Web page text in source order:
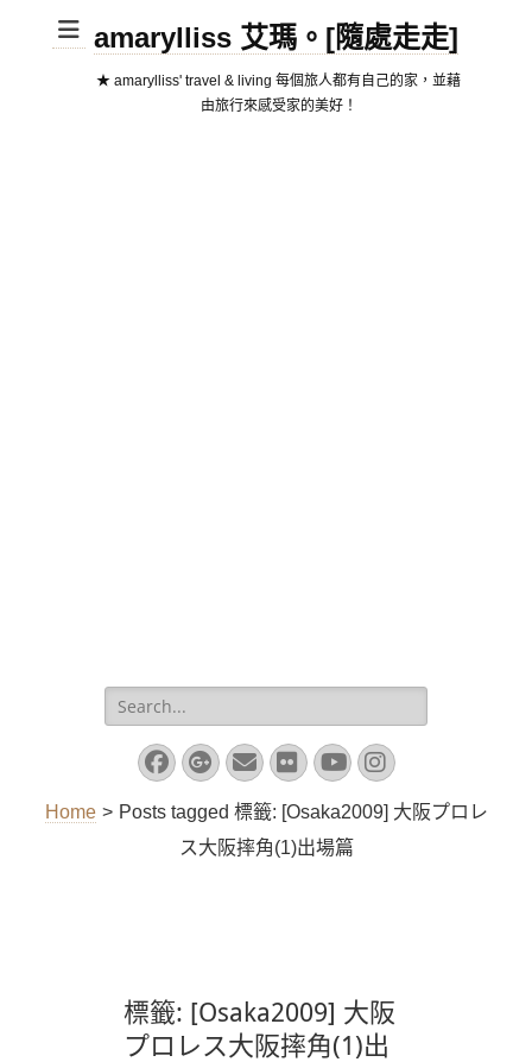
amarylliss 艾瑪。[隨處走走]
★ amarylliss' travel & living 每個旅人都有自己的家，並藉
由旅行來感受家的美好！
Search
for:
Facebook
Googleplus
EmailFlickrYouTube
Instagram
Home > Posts tagged 標籤: [Osaka2009] 大阪プロレ
ス大阪摔角(1)出場篇
標籤: [Osaka2009] 大阪
プロレス大阪摔角(1)出